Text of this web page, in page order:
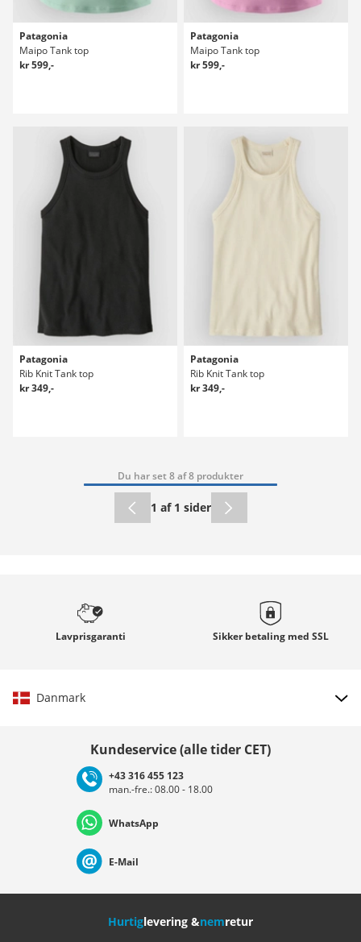
Patagonia
Maipo Tank top
kr 599,-
Patagonia
Maipo Tank top
kr 599,-
Patagonia
Rib Knit Tank top
kr 349,-
Patagonia
Rib Knit Tank top
kr 349,-
Du har set 8 af 8 produkter
1 af 1 sider
Lavprisgaranti Sikker betaling med SSL
Danmark
Deutschland Österreich
Nederland Italia (Italiano) Italien (Deutsch)
Kundeservice (alle tider CET)
+43 316 455 123
man.-fre.: 08.00 - 18.00
WhatsApp
E-Mail
Hurtiglevering &nemretur